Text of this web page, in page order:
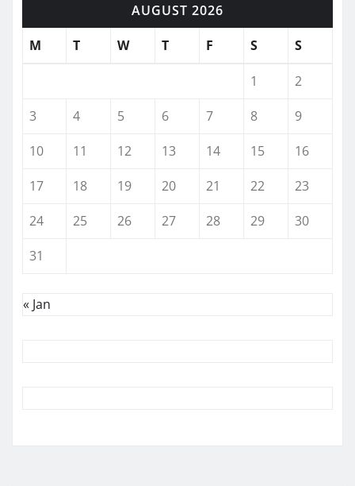
AUGUST 2026
M
T W T F S S
1
2
3
4 5 6 7 8
9
10
11 12 13 14 15
16
17
18 19 20 21 22
23
24
25 26 27 28 29
30
31
« Jan